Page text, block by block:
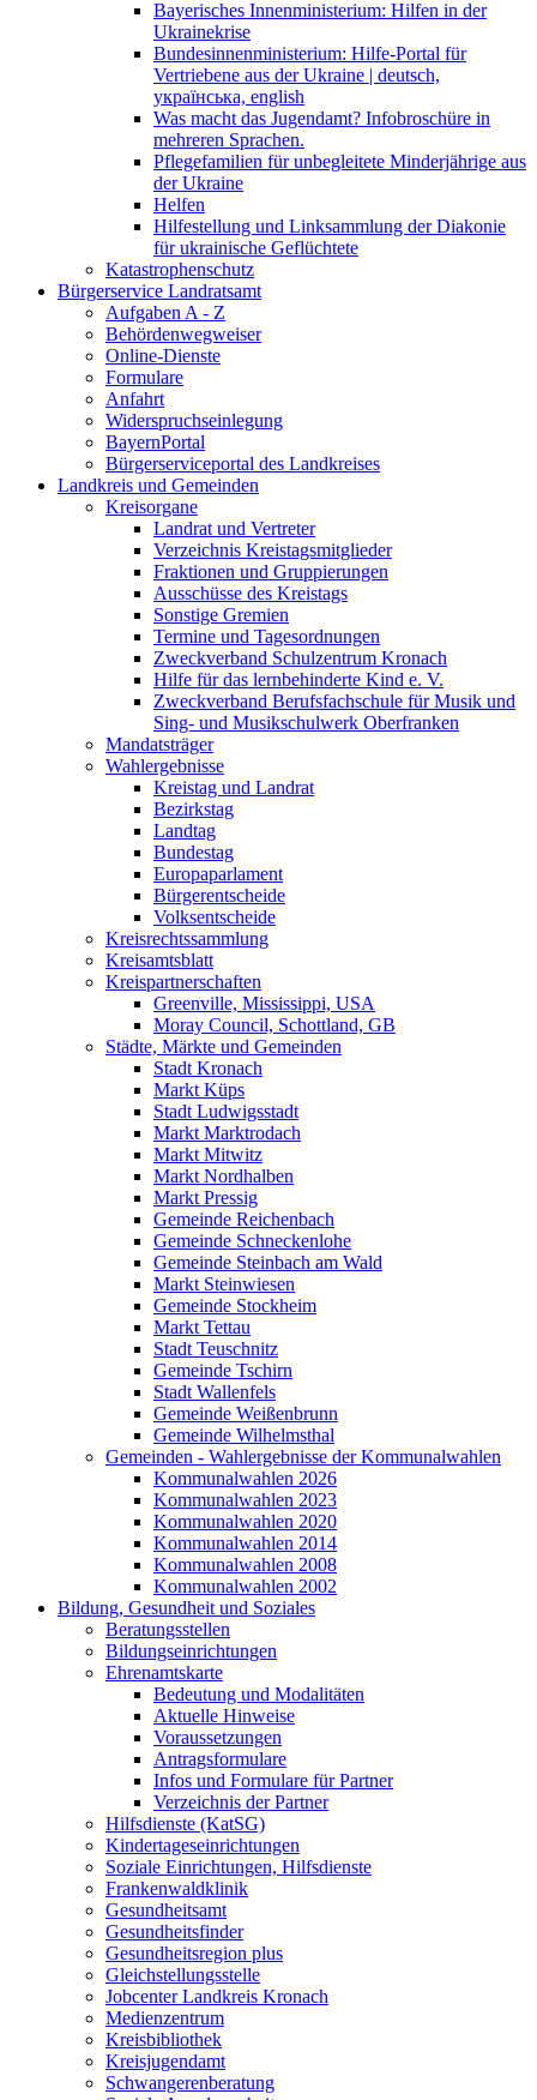
Bayerisches Innenministerium: Hilfen in der
Ukrainekrise
Bundesinnenministerium: Hilfe-Portal für
Vertriebene aus der Ukraine | deutsch,
українська, english
Was macht das Jugendamt? Infobroschüre in
mehreren Sprachen.
Pflegefamilien für unbegleitete Minderjährige aus
der Ukraine
Helfen
Hilfestellung und Linksammlung der Diakonie
für ukrainische Geflüchtete
Katastrophenschutz
Bürgerservice Landratsamt
Aufgaben A - Z
Behördenwegweiser
Online-Dienste
Formulare
Anfahrt
Widerspruchseinlegung
BayernPortal
Bürgerserviceportal des Landkreises
Landkreis und Gemeinden
Kreisorgane
Landrat und Vertreter
Verzeichnis Kreistagsmitglieder
Fraktionen und Gruppierungen
Ausschüsse des Kreistags
Sonstige Gremien
Termine und Tagesordnungen
Zweckverband Schulzentrum Kronach
Hilfe für das lernbehinderte Kind e. V.
Zweckverband Berufsfachschule für Musik und
Sing- und Musikschulwerk Oberfranken
Mandatsträger
Wahlergebnisse
Kreistag und Landrat
Bezirkstag
Landtag
Bundestag
Europaparlament
Bürgerentscheide
Volksentscheide
Kreisrechtssammlung
Kreisamtsblatt
Kreispartnerschaften
Greenville, Mississippi, USA
Moray Council, Schottland, GB
Städte, Märkte und Gemeinden
Stadt Kronach
Markt Küps
Stadt Ludwigsstadt
Markt Marktrodach
Markt Mitwitz
Markt Nordhalben
Markt Pressig
Gemeinde Reichenbach
Gemeinde Schneckenlohe
Gemeinde Steinbach am Wald
Markt Steinwiesen
Gemeinde Stockheim
Markt Tettau
Stadt Teuschnitz
Gemeinde Tschirn
Stadt Wallenfels
Gemeinde Weißenbrunn
Gemeinde Wilhelmsthal
Gemeinden - Wahlergebnisse der Kommunalwahlen
Kommunalwahlen 2026
Kommunalwahlen 2023
Kommunalwahlen 2020
Kommunalwahlen 2014
Kommunalwahlen 2008
Kommunalwahlen 2002
Bildung, Gesundheit und Soziales
Beratungsstellen
Bildungseinrichtungen
Ehrenamtskarte
Bedeutung und Modalitäten
Aktuelle Hinweise
Voraussetzungen
Antragsformulare
Infos und Formulare für Partner
Verzeichnis der Partner
Hilfsdienste (KatSG)
Kindertageseinrichtungen
Soziale Einrichtungen, Hilfsdienste
Frankenwaldklinik
Gesundheitsamt
Gesundheitsfinder
Gesundheitsregion plus
Gleichstellungsstelle
Jobcenter Landkreis Kronach
Medienzentrum
Kreisbibliothek
Kreisjugendamt
Schwangerenberatung